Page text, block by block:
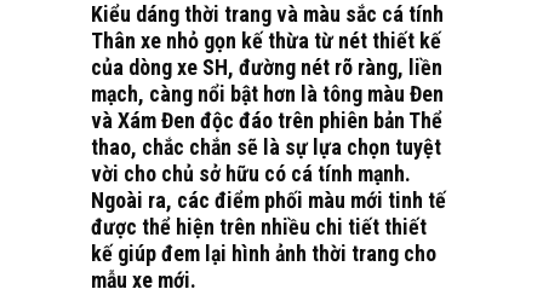
Kiểu dáng thời trang và màu sắc cá tính
Thân xe nhỏ gọn kế thừa từ nét thiết kế
của dòng xe SH, đường nét rõ ràng, liền
mạch, càng nổi bật hơn là tông màu Đen
và Xám Đen độc đáo trên phiên bản Thể
thao, chắc chắn sẽ là sự lựa chọn tuyệt
vời cho chủ sở hữu có cá tính mạnh.
Ngoài ra, các điểm phối màu mới tinh tế
được thể hiện trên nhiều chi tiết thiết
kế giúp đem lại hình ảnh thời trang cho
mẫu xe mới.